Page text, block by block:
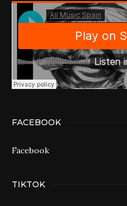
FACEBOOK
Facebook
TIKTOK